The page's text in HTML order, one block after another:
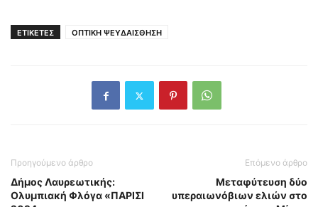
ΕΤΙΚΕΤΕΣ ΟΠΤΙΚΗ ΨΕΥΔΑΙΣΘΗΣΗ
Προηγούμενο άρθρο
Δήμος Λαυρεωτικής:
Ολυμπιακή Φλόγα «ΠΑΡΙΣΙ
Επόμενο άρθρο
Μεταφύτευση δύο
υπεραιωνόβιων ελιών στο